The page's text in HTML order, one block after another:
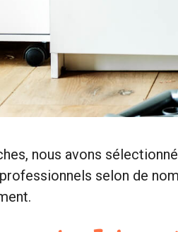
nous avons
selon de